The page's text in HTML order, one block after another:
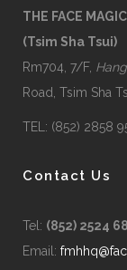
THE FACE
(Tsim Sha Tsui)
Rm704, 7/F,
Road, Tsim Sha
TEL: (852) 2858
Contact Us
Tel: (852) 2524
Email: